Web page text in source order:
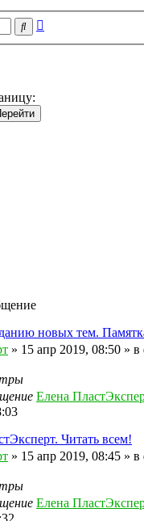
Поиск
новых тем.
» 15 апр 2019, 08:50 » в
Елена
Читать всем!
» 15 апр 2019, 08:45 » в
Елена